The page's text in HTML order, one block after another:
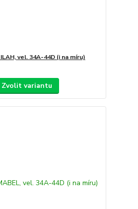
vel. 34A-44D (i na míru)
Zvolit variantu